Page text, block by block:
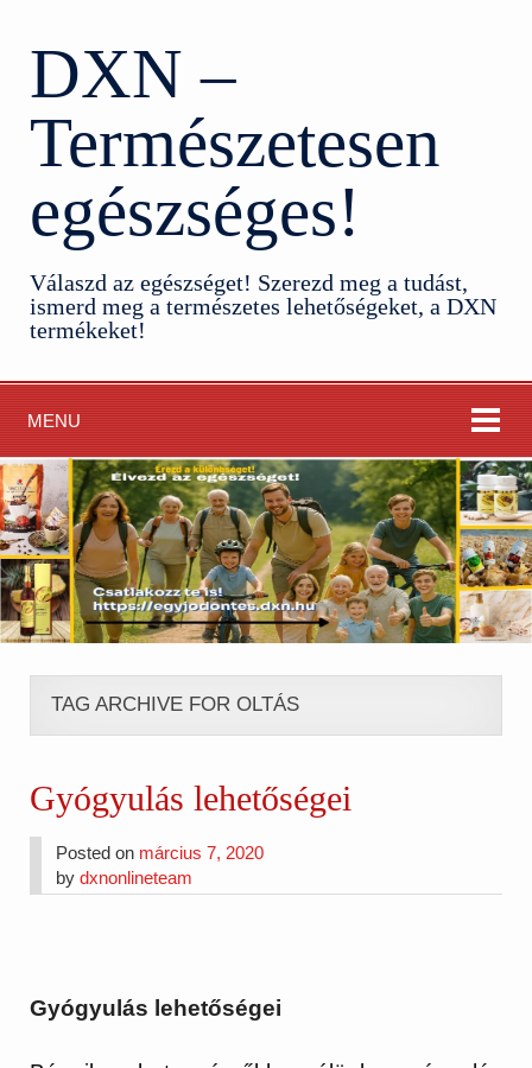
DXN –
Természetesen
egészséges!
Válaszd az egészséget! Szerezd meg a tudást,
ismerd meg a természetes lehetőségeket, a DXN
termékeket!
MENU
TAG ARCHIVE FOR OLTÁS
Gyógyulás lehetőségei
Posted on március 7, 2020
bydxnonlineteam
Gyógyulás lehetőségei